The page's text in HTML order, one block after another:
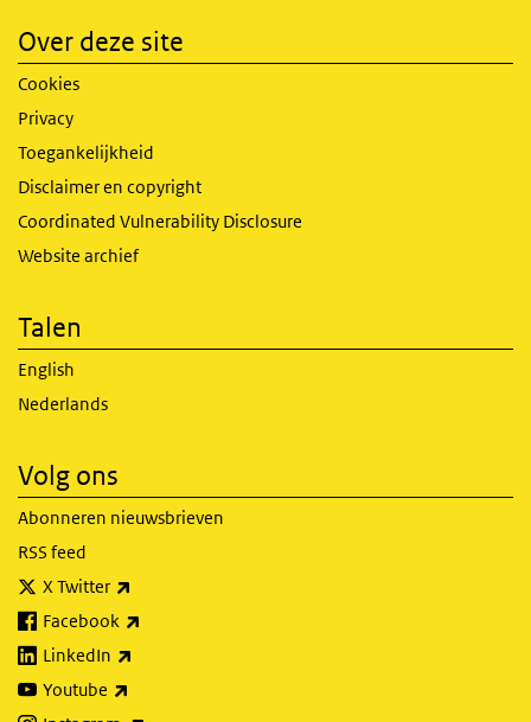
Over deze site
Cookies
Privacy
Toegankelijkheid
Disclaimer en copyright
Coordinated Vulnerability Disclosure
Website archief
Talen
English
Nederlands
Volg ons
Abonneren nieuwsbrieven
RSS feed
X Twitter
Facebook
LinkedIn
Youtube